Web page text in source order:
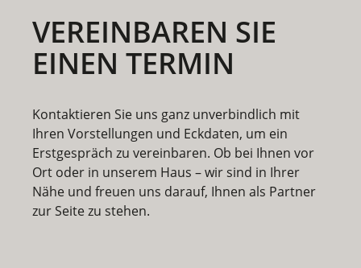
VEREINBAREN SIE
EINEN TERMIN
Kontaktieren Sie uns ganz unverbindlich mit
Ihren Vorstellungen und Eckdaten, um ein
Erstgespräch zu vereinbaren. Ob bei Ihnen vor
Ort oder in unserem Haus – wir sind in Ihrer
Nähe und freuen uns darauf, Ihnen als Partner
zur Seite zu stehen.